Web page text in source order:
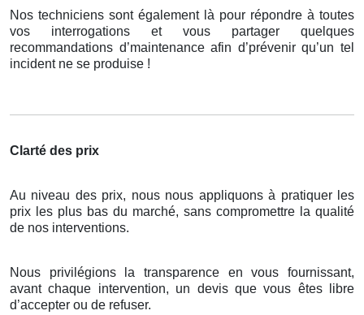
Nos techniciens sont également là pour répondre à toutes
vos interrogations et vous partager quelques
recommandations d’maintenance afin d’prévenir qu’un tel
incident ne se produise !
Clarté des prix
Au niveau des prix, nous nous appliquons à pratiquer les
prix les plus bas du marché, sans compromettre la qualité
de nos interventions.
Nous privilégions la transparence en vous fournissant,
avant chaque intervention, un devis que vous êtes libre
d’accepter ou de refuser.